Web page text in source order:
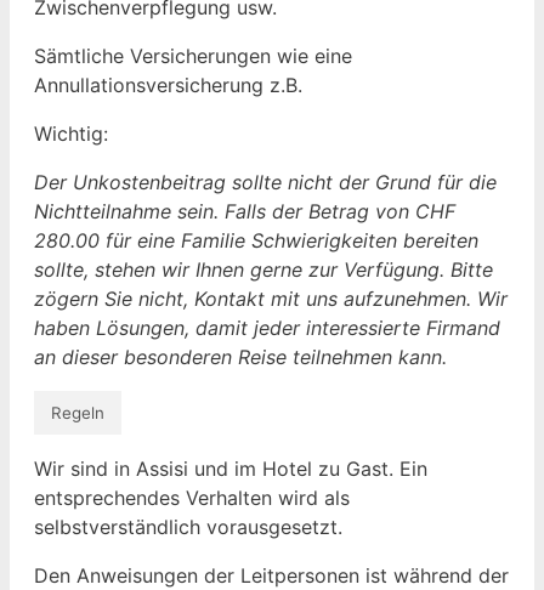
Zwischenverpflegung usw.
Sämtliche Versicherungen wie eine
Annullationsversicherung z.B.
Wichtig:
Der Unkostenbeitrag sollte nicht der Grund für die
Nichtteilnahme sein. Falls der Betrag von CHF
280.00 für eine Familie Schwierigkeiten bereiten
sollte, stehen wir Ihnen gerne zur Verfügung. Bitte
zögern Sie nicht, Kontakt mit uns aufzunehmen. Wir
haben Lösungen, damit jeder interessierte Firmand
an dieser besonderen Reise teilnehmen kann.
Regeln
Wir sind in Assisi und im Hotel zu Gast. Ein
entsprechendes Verhalten wird als
selbstverständlich vorausgesetzt.
Den Anweisungen der Leitpersonen ist während der